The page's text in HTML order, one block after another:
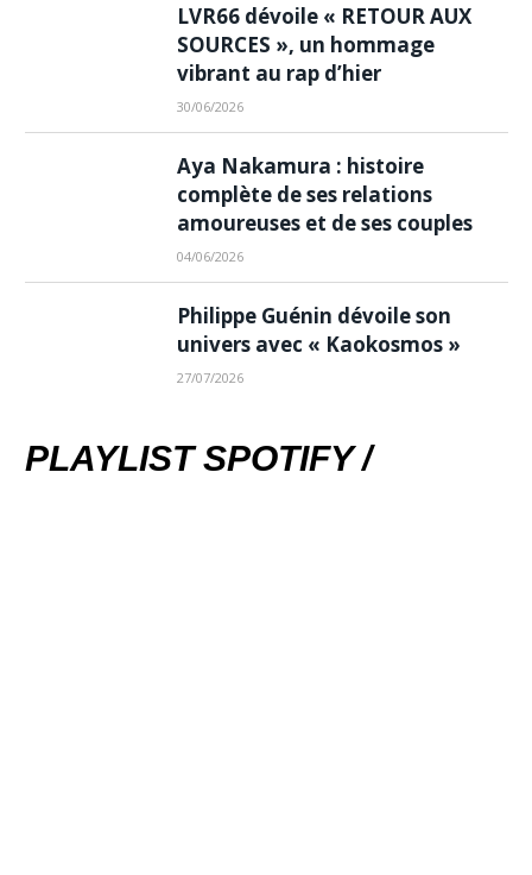
LVR66 dévoile « RETOUR AUX
SOURCES », un hommage
vibrant au rap d’hier
30/06/2026
Aya Nakamura : histoire
complète de ses relations
amoureuses et de ses couples
04/06/2026
Philippe Guénin dévoile son
univers avec « Kaokosmos »
27/07/2026
PLAYLIST SPOTIFY /